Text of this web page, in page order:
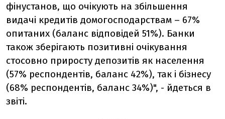
фінустанов, що очікують на збільшення
видачі кредитів домогосподарствам – 67%
опитаних (баланс відповідей 51%). Банки
також зберігають позитивні очікування
стосовно приросту депозитів як населення
(57% респондентів, баланс 42%), так і бізнесу
(68% респондентів, баланс 34%)", - йдеться в
звіті.